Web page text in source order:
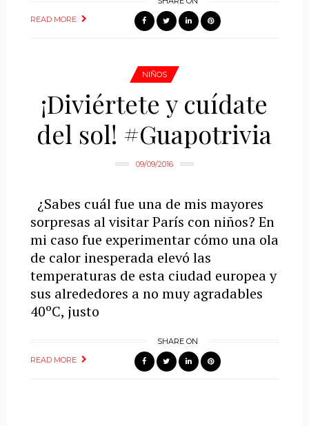
READ MORE
NIÑOS
¡Diviértete y cuídate
del sol! #Guapotrivia
09/09/2016
¿Sabes cuál fue una de mis mayores
sorpresas al visitar París con niños? En
mi caso fue experimentar cómo una ola
de calor inesperada elevó las
temperaturas de esta ciudad europea y
sus alrededores a no muy agradables
40ºC, justo
READ MORE
SHARE ON